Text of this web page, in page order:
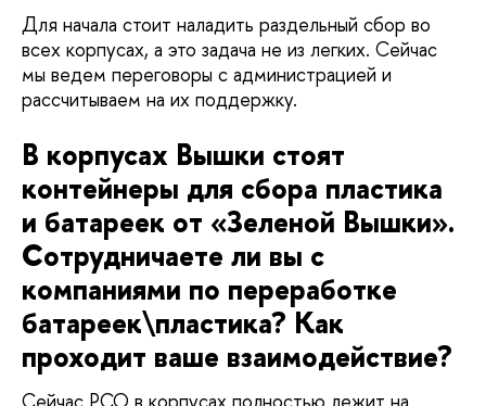
Для начала стоит наладить раздельный сбор во
всех корпусах, а это задача не из легких. Сейчас
мы ведем переговоры с администрацией и
рассчитываем на их поддержку.
В корпусах Вышки стоят
контейнеры для сбора пластика
и батареек от «Зеленой Вышки».
Сотрудничаете ли вы с
компаниями по переработке
батареек\пластика? Как
проходит ваше взаимодействие?